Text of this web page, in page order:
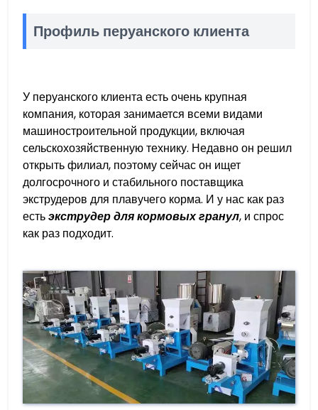
Профиль перуанского клиента
У перуанского клиента есть очень крупная
компания, которая занимается всеми видами
машиностроительной продукции, включая
сельскохозяйственную технику. Недавно он решил
открыть филиал, поэтому сейчас он ищет
долгосрочного и стабильного поставщика
экструдеров для плавучего корма. И у нас как раз
естьэкструдер для кормовых гранул, и спрос
как раз подходит.